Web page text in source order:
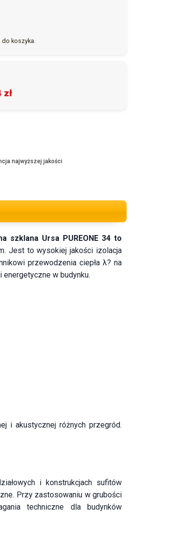
koszyka.
zł
najwyższej jakości
szklana Ursa PUREONE 34 to
Jest to wysokiej jakości izolacja
przewodzenia ciepła λ? na
energetyczne w budynku.
i akustycznej różnych przegród.
i konstrukcjach sufitów
Przy zastosowaniu w grubości
techniczne dla budynków